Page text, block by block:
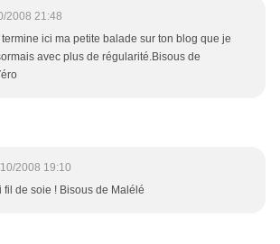
2008 21:48
termine ici ma petite balade sur ton blog que je
avec plus de régularité.Bisous de
2008 19:10
fil de soie ! Bisous de Malélé